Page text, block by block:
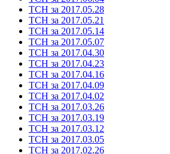
ТСН за 2017.05.28
ТСН за 2017.05.21
ТСН за 2017.05.14
ТСН за 2017.05.07
ТСН за 2017.04.30
ТСН за 2017.04.23
ТСН за 2017.04.16
ТСН за 2017.04.09
ТСН за 2017.04.02
ТСН за 2017.03.26
ТСН за 2017.03.19
ТСН за 2017.03.12
ТСН за 2017.03.05
ТСН за 2017.02.26